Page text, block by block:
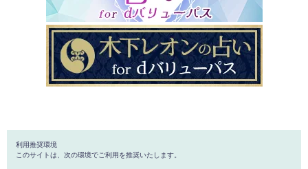
利用推奨環境
このサイトは、次の環境でご利用を推奨いたします。